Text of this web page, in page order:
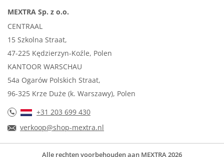
MEXTRA Sp. z o.o.
CENTRAAL
15 Szkolna Straat,
47-225 Kędzierzyn-Koźle, Polen
KANTOOR WARSCHAU
54a Ogarów Polskich Straat,
96-325 Krze Duże (k. Warszawy), Polen
+31 203 699 430
verkoop@shop-mextra.nl
Alle rechten voorbehouden aan MEXTRA 2026